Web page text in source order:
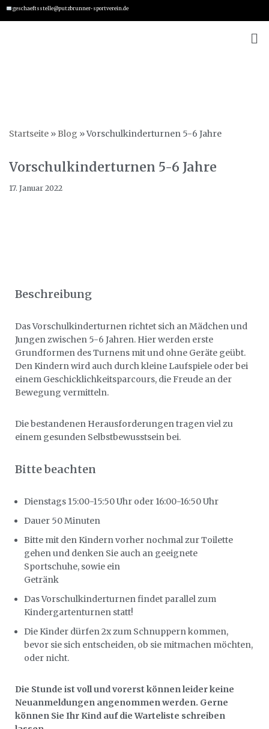
geschaeftsstelle@putzbrunner-sportverein.de
Startseite » Blog »Vorschulkinderturnen 5-6 Jahre
Vorschulkinderturnen 5-6 Jahre
17. Januar 2022
Beschreibung
Das Vorschulkinderturnen richtet sich an Mädchen und
Jungen zwischen 5-6 Jahren. Hier werden erste
Grundformen des Turnens mit und ohne Geräte geübt.
Den Kindern wird auch durch kleine Laufspiele oder bei
einem Geschicklichkeitsparcours, die Freude an der
Bewegung vermitteln.
Die bestandenen Herausforderungen tragen viel zu
einem gesunden Selbstbewusstsein bei.
Bitte beachten
Dienstags 15:00-15:50 Uhr oder 16:00-16:50 Uhr
Dauer 50 Minuten
Bitte mit den Kindern vorher nochmal zur Toilette
gehen und denken Sie auch an geeignete
Sportschuhe, sowie ein
Getränk
Das Vorschulkinderturnen findet parallel zum
Kindergartenturnen statt!
Die Kinder dürfen 2x zum Schnuppern kommen,
bevor sie sich entscheiden, ob sie mitmachen möchten,
oder nicht.
Die Stunde ist voll und vorerst können leider keine
Neuanmeldungen angenommen werden. Gerne
können Sie Ihr Kind auf die Warteliste schreiben